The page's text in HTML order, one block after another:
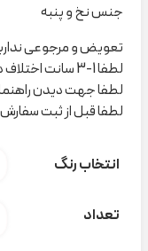
جنس نخ و پنبه
تعویض و مرجوعی
لطفا 1-3 سانت اختلاف در اندازه گیری را لحاظ کنید
لطفا جهت دیدن
لطفا قبل از ثبت
انتخاب رنگ
تعداد